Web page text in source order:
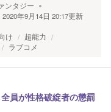
ンタジー
2020年9月14日 20:17更新
け
超能力
ラブコメ
員が性格破綻者の懲罰